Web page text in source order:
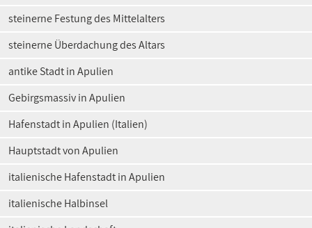
steinerne Festung des Mittelalters
steinerne Überdachung des Altars
antike Stadt in Apulien
Gebirgsmassiv in Apulien
Hafenstadt in Apulien (Italien)
Hauptstadt von Apulien
italienische Hafenstadt in Apulien
italienische Halbinsel